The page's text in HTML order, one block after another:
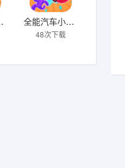
载 全能汽车小子下载
48次下载